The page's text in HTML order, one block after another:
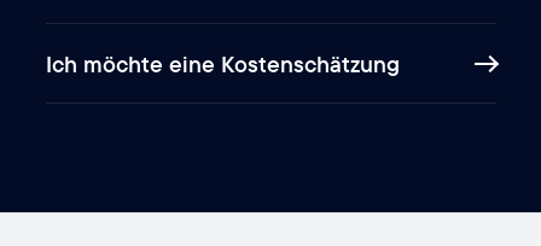
Ich möchte eine Kostenschätzung